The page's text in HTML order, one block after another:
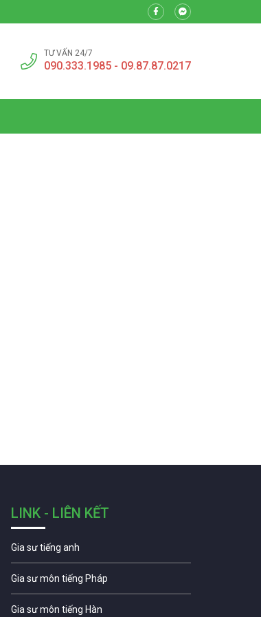
TƯ VẤN 24/7
090.333.1985 - 09.87.87.0217
LINK - LIÊN KẾT
Gia sư tiếng anh
Gia sư môn tiếng Pháp
Gia sư môn tiếng Hàn